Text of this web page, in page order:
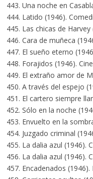
443. Una noche en
444. Latido (1946).
445. Las chicas de
446. Cara de muñeca
447. El sueño eterno
448. Forajidos (1946).
449. El extraño amor de
450. A través del espejo
451. El cartero siempre
452. Sólo en la noche
453. Envuelto en la
454. Juzgado criminal
455. La dalia azul (1946).
456. La dalia azul (1946).
457. Encadenados